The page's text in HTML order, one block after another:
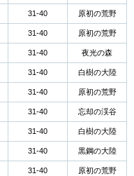
31-40 原初の荒野
31-40 原初の荒野
31-40 夜光の森
31-40 白樹の大陸
31-40 原初の荒野
31-40 忘却の渓谷
31-40 白樹の大陸
31-40 黒鋼の大陸
31-40 原初の荒野